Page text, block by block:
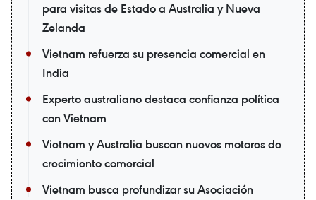
para visitas de Estado a Australia y Nueva
Zelanda
Vietnam refuerza su presencia comercial en
India
Experto australiano destaca confianza política
con Vietnam
Vietnam y Australia buscan nuevos motores de
crecimiento comercial
Vietnam busca profundizar su Asociación